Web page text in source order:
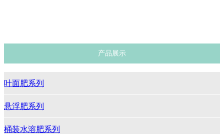
产品展示
叶面肥系列
悬浮肥系列
桶装水溶肥系列